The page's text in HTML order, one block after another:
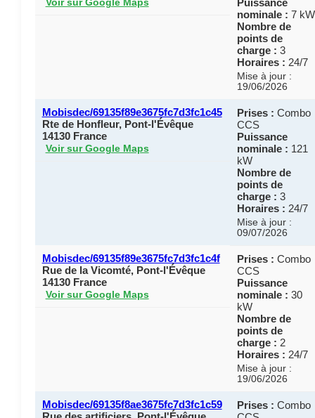
Voir sur Google Maps
nominale : 7 kW
Nombre de
points de
charge : 3
Horaires : 24/7
Mise à jour :
19/06/2026
Mobisdec/69135f89e3675fc7d3fc1c45
Rte de Honfleur, Pont-l'Évêque
14130 France
Voir sur Google Maps
Prises : Combo
CCS
Puissance
nominale : 121
kW
Nombre de
points de
charge : 3
Horaires : 24/7
Mise à jour :
09/07/2026
Mobisdec/69135f89e3675fc7d3fc1c4f
Rue de la Vicomté, Pont-l'Évêque
14130 France
Voir sur Google Maps
Prises : Combo
CCS
Puissance
nominale : 30
kW
Nombre de
points de
charge : 2
Horaires : 24/7
Mise à jour :
19/06/2026
Mobisdec/69135f8ae3675fc7d3fc1c59
Prises : Combo